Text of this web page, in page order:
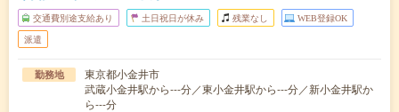
交通費別途支給あり 土日祝日が休み 残業なし WEB登録OK
派遣
勤務地
東京都小金井市
武蔵小金井駅から---分／東小金井駅から---分／新小金井駅か
ら---分